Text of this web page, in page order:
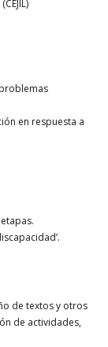
en respuesta a
de textos y otros
de actividades,